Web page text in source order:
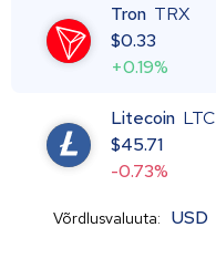
Tron TRX
$0.33
+0.19%
Litecoin LTC
$45.71
-0.73%
Võrdlusvaluuta: USD